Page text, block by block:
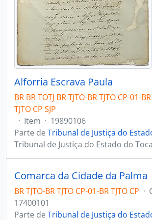
Alforria Escrava Paula
BR BR TOTJ BR TJTO-BR TJTO CP-01-
TJTO CP SJP
· Item · 19890106
Parte de Tribunal de Justiça do
Tribunal de Justiça do Estado do
Comarca da Cidade da Palma
BR TJTO-BR TJTO CP-01-BR TJTO CP ·
17400101
Parte de Tribunal de Justiça do